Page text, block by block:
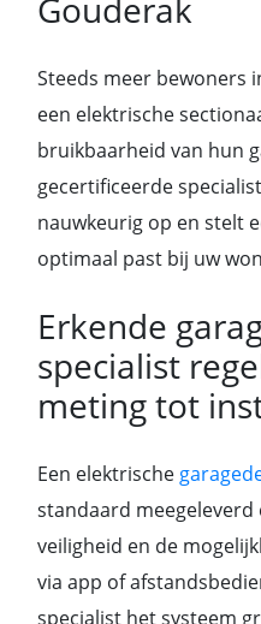
Gouderak
Steeds meer bewoners
een elektrische
bruikbaarheid van hun
gecertificeerde
nauwkeurig op en stelt
optimaal past bij uw
Erkende
specialist
meting tot
Een elektrische
standaard
veiligheid en de
via app of
specialist het systeem